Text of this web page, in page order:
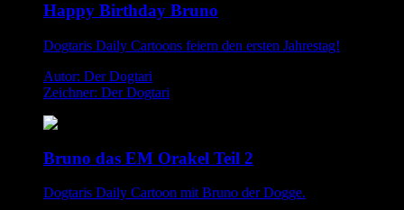
Happy Birthday Bruno
Dogtaris Daily Cartoons feiern den ersten Jahrestag!
Autor: Der Dogtari
Zeichner: Der Dogtari
Bruno das EM Orakel Teil 2
Dogtaris Daily Cartoon mit Bruno der Dogge.